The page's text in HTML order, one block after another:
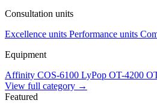
Consultation units
Excellence units Performance units
Equipment
Affinity COS-6100 LyPop OT-4200
View full category →
Featured